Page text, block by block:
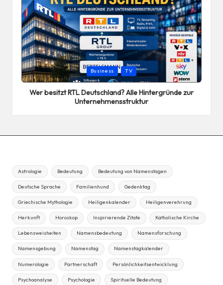
Posted
in
Business TV
Wer besitzt RTL Deutschland? Alle Hintergründe zur
Unternehmensstruktur
Astrologie Bedeutung Bedeutung von Namenstagen
Deutsche Sprache Familienhund Gedenktag
Griechische Mythologie Heiligenkalender Heiligenverehrung
Herkunft Horoskop Inspirierende Zitate Katholische Kirche
Lebensweisheiten Namensbedeutung Namensforschung
Namensgebung Namenstag Namenstagkalender
Numerologie Partnerschaft Persönlichkeitsentwicklung
Psychoanalyse Psychologie Spirituelle Bedeutung